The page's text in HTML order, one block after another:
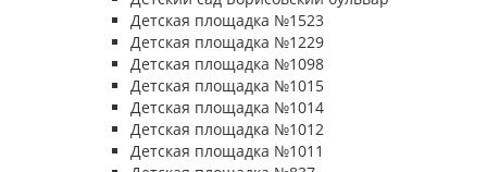
Детская площадка №1523
Детская площадка №1229
Детская площадка №1098
Детская площадка №1015
Детская площадка №1014
Детская площадка №1012
Детская площадка №1011